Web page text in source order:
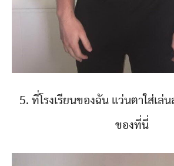
5. ที่โรงเรียนของฉัน แว่นตาใส่เล่
ของที่นี่